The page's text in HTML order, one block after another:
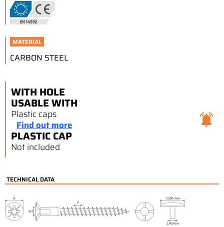
MATERIAL
CARBON STEEL
WITH HOLE
USABLE WITH
Plastic caps
Find out more
PLASTIC CAP
Not included
TECHNICAL DATA